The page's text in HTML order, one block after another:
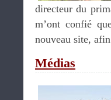
directeur du
m’ont confié
nouveau site,
Médias